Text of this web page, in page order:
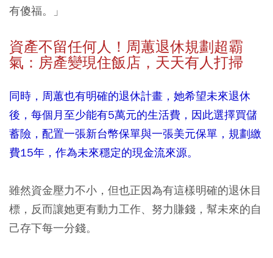
有傻福。」
資產不留任何人！周蕙退休規劃超霸
氣：房產變現住飯店，天天有人打掃
同時，周蕙也有明確的退休計畫，她希望未來退休
後，每個月至少能有5萬元的生活費，因此選擇買儲
蓄險，配置一張新台幣保單與一張美元保單，規劃繳
費15年，作為未來穩定的現金流來源。
雖然資金壓力不小，但也正因為有這樣明確的退休目
標，反而讓她更有動力工作、努力賺錢，幫未來的自
己存下每一分錢。